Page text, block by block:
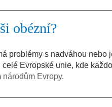
obézní?
problémy s nadváhou
Evropské unie, kde
národům Evropy.